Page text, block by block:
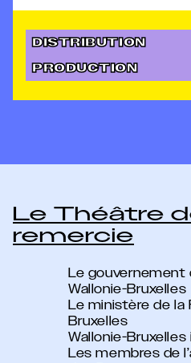
DISTRIBUTION
PRODUCTION
Le Théâtre
remercie
Le gouvernement
Wallonie-Bruxelles
Le ministère de la
Bruxelles
Wallonie-
Les membres de